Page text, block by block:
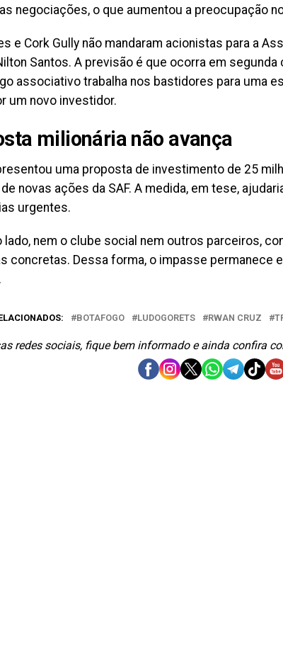
negociações, o que aumentou a preocupação
e Cork Gully não mandaram acionistas para a
Santos. A previsão é que ocorra em segunda
associativo trabalha nos bastidores para uma
um novo investidor.
milionária não avança
uma proposta de investimento de 25
novas ações da SAF. A medida, em tese,
urgentes.
lado, nem o clube social nem outros parceiros,
concretas. Dessa forma, o impasse permanece
BOTAFOGO LUDOGORETS RWAN CRUZ
redes sociais, fique bem informado e ainda confira